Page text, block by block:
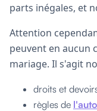
parts inégales, et
Attention
peuvent en aucun
mariage. Il s'agit
droits et
règles de